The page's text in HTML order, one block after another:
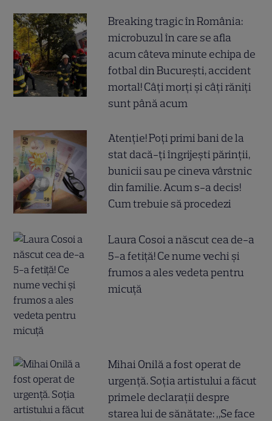
Breaking tragic în România:
microbuzul în care se afla
acum câteva minute echipa de
fotbal din București, accident
mortal! Câți morți și câți răniți
sunt până acum
Atenție! Poți primi bani de la
stat dacă-ți îngrijești părinții,
bunicii sau pe cineva vârstnic
din familie. Acum s-a decis!
Cum trebuie să procedezi
Laura Cosoi a născut cea de-a
5-a fetiță! Ce nume vechi și
frumos a ales vedeta pentru
micuță
Mihai Onilă a fost operat de
urgență. Soția artistului a făcut
primele declarații despre
starea lui de sănătate: „Se face